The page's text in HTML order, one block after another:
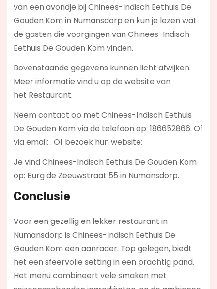
van een avondje bij Chinees-Indisch Eethuis De
Gouden Kom in Numansdorp en kun je lezen wat
de gasten die voorgingen van Chinees-Indisch
Eethuis De Gouden Kom vinden.
Bovenstaande gegevens kunnen licht afwijken.
Meer informatie vind u op de website van
het Restaurant.
Neem contact op met Chinees-Indisch Eethuis
De Gouden Kom via de telefoon op: 186652866. Of
via email: . Of bezoek hun website:
Je vind Chinees-Indisch Eethuis De Gouden Kom
op: Burg de Zeeuwstraat 55 in Numansdorp.
Conclusie
Voor een gezellig en lekker restaurant in
Numansdorp is Chinees-Indisch Eethuis De
Gouden Kom een aanrader. Top gelegen, biedt
het een sfeervolle setting in een prachtig pand.
Het menu combineert vele smaken met